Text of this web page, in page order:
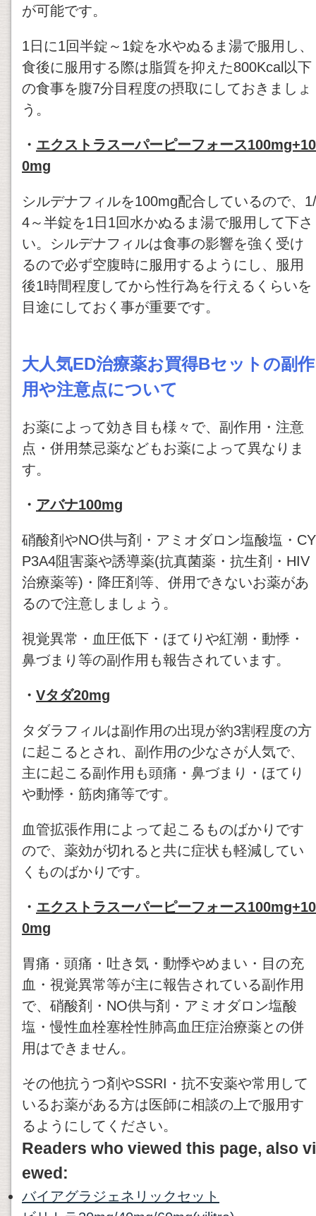
が可能です。
1日に1回半錠～1錠を水やぬるま湯で服用し、
食後に服用する際は脂質を抑えた800Kcal以下
の食事を腹7分目程度の摂取にしておきましょ
う。
・ エクストラスーパーピーフォース100mg+10
0mg
シルデナフィルを100mg配合しているので、1/
4～半錠を1日1回水かぬるま湯で服用して下さ
い。シルデナフィルは食事の影響を強く受け
るので必ず空腹時に服用するようにし、服用
後1時間程度してから性行為を行えるくらいを
目途にしておく事が重要です。
大人気ED治療薬お買得Bセットの副作
用や注意点について
お薬によって効き目も様々で、副作用・注意
点・併用禁忌薬などもお薬によって異なりま
す。
・ アバナ100mg
硝酸剤やNO供与剤・アミオダロン塩酸塩・CY
P3A4阻害薬や誘導薬(抗真菌薬・抗生剤・HIV
治療薬等)・降圧剤等、併用できないお薬があ
るので注意しましょう。
視覚異常・血圧低下・ほてりや紅潮・動悸・
鼻づまり等の副作用も報告されています。
・ Vタダ20mg
タダラフィルは副作用の出現が約3割程度の方
に起こるとされ、副作用の少なさが人気で、
主に起こる副作用も頭痛・鼻づまり・ほてり
や動悸・筋肉痛等です。
血管拡張作用によって起こるものばかりです
ので、薬効が切れると共に症状も軽減してい
くものばかりです。
・ エクストラスーパーピーフォース100mg+10
0mg
胃痛・頭痛・吐き気・動悸やめまい・目の充
血・視覚異常等が主に報告されている副作用
で、硝酸剤・NO供与剤・アミオダロン塩酸
塩・慢性血栓塞栓性肺高血圧症治療薬との併
用はできません。
その他抗うつ剤やSSRI・抗不安薬や常用して
いるお薬がある方は医師に相談の上で服用す
るようにしてください。
Readers who viewed this page, also vi
ewed:
バイアグラジェネリックセット